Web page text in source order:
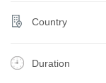
Country
Duration